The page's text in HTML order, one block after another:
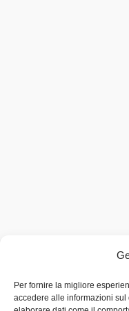
Per fornire la migliore
accedere alle informazioni